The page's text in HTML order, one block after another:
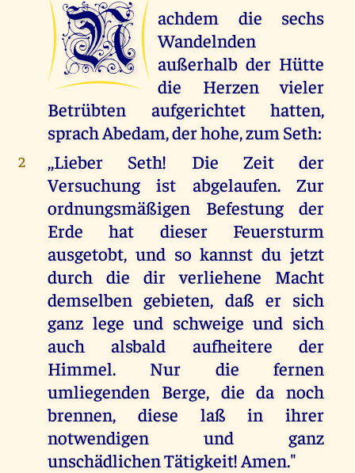
N
achdem die sechs
Wandelnden
außerhalb der Hütte
die Herzen vieler
Betrübten aufgerichtet hatten,
sprach Abedam, der hohe, zum Seth:
2
,,Lieber Seth! Die Zeit der
Versuchung ist abgelaufen. Zur
ordnungsmäßigen Befestung der
Erde hat dieser Feuersturm
ausgetobt, und so kannst du jetzt
durch die dir verliehene Macht
demselben gebieten, daß er sich
ganz lege und schweige und sich
auch alsbald aufheitere der
Himmel. Nur die fernen
umliegenden Berge, die da noch
brennen, diese laß in ihrer
notwendigen und ganz
unschädlichen Tätigkeit! Amen."